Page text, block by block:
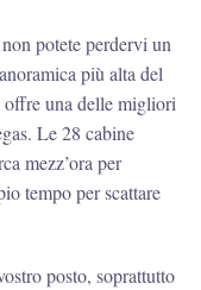
potete perdervi un
più alta del
una delle migliori
Le 28 cabine
mezz’ora per
tempo per scattare
posto, soprattutto